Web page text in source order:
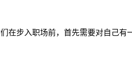
在步入职场前，首先需要对自己有